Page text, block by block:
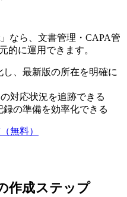
なら、文書管理・CAPA管
的に運用できます。
、最新版の所在を明確に
対応状況を追跡できる
の準備を効率化できる
無料）
作成ステップ